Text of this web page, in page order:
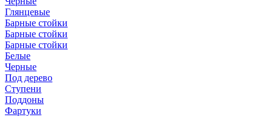
Глянцевые
Барные стойки
Барные стойки
Барные стойки
Белые
Черные
Под дерево
Ступени
Поддоны
Фартуки